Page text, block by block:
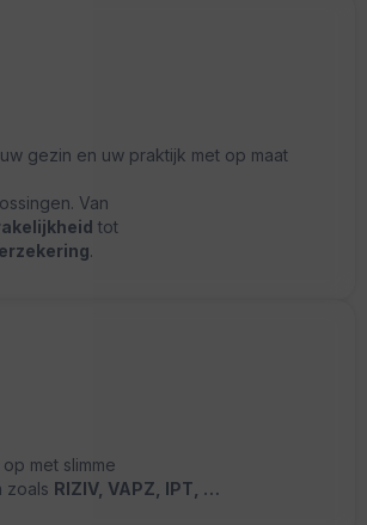
gezin en uw praktijk met op maat
Van
tot
.
met slimme
zoals RIZIV, VAPZ, IPT, …